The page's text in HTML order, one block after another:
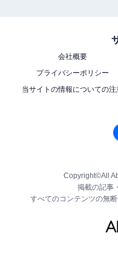
会社概要
プライバシーポリシー
当サイトの情報についての注
Copyright©All
掲載の記事
すべてのコンテンツの無